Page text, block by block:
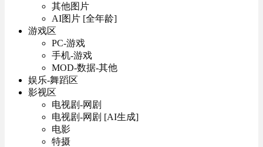
其他图片
AI图片 [全年龄]
游戏区
PC-游戏
手机-游戏
MOD-数据-其他
娱乐-舞蹈区
影视区
电视剧-网剧
电视剧-网剧 [AI生成]
电影
特摄